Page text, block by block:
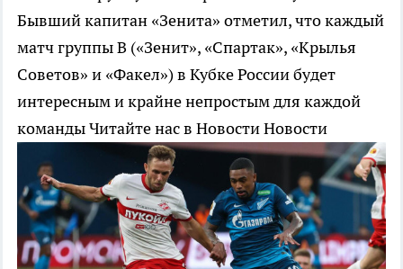
Бывший капитан «Зенита» отметил, что каждый
матч группы В («Зенит», «Спартак», «Крылья
Советов» и «Факел») в Кубке России будет
интересным и крайне непростым для каждой
командыЧитайте нас в Новости Новости